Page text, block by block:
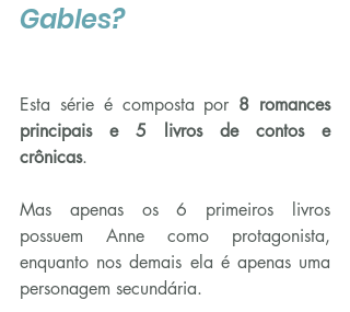
Gables?
Esta série é composta por 8 romances
principais e 5 livros de contos e
crônicas.
Mas apenas os 6 primeiros livros
possuem Anne como protagonista,
enquanto nos demais ela é apenas uma
personagem secundária.